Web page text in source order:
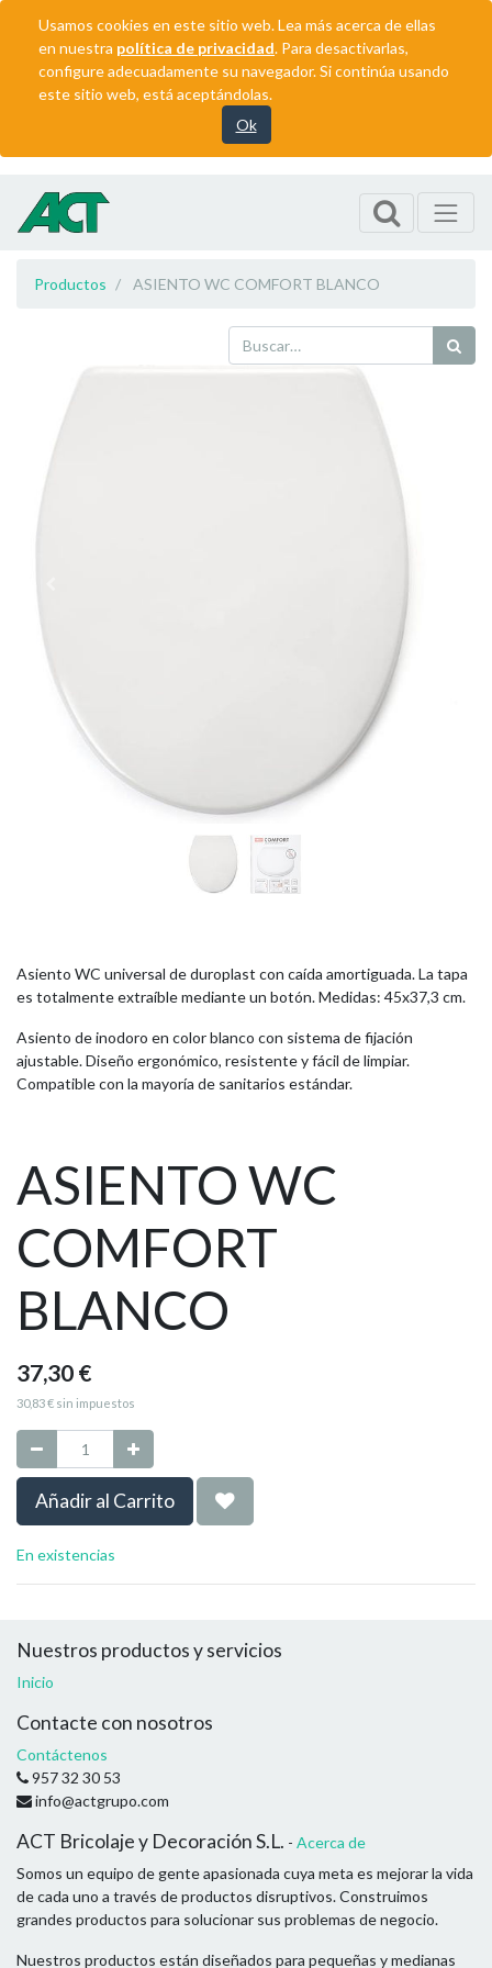
Usamos cookies en este sitio web. Lea más acerca de ellas
en nuestra política de privacidad. Para desactivarlas,
configure adecuadamente su navegador. Si continúa usando
este sitio web, está aceptándolas.
Ok
Productos ASIENTO WC COMFORT BLANCO
Asiento WC universal de duroplast con caída amortiguada. La tapa
es totalmente extraíble mediante un botón. Medidas: 45x37,3 cm.
Asiento de inodoro en color blanco con sistema de fijación
ajustable. Diseño ergonómico, resistente y fácil de limpiar.
Compatible con la mayoría de sanitarios estándar.
ASIENTO WC
COMFORT
BLANCO
37,30 €
30,83€ sin impuestos
Añadir al Carrito
En existencias
Nuestros productos y servicios
Inicio
Contacte con nosotros
Contáctenos
957 32 30 53
info@actgrupo.com
ACT Bricolaje y Decoración S.L. - Acerca de
Somos un equipo de gente apasionada cuya meta es mejorar la vida
de cada uno a través de productos disruptivos. Construimos
grandes productos para solucionar sus problemas de negocio.
Nuestros productos están diseñados para pequeñas y medianas